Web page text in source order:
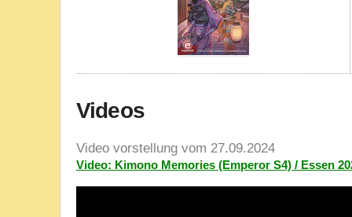
Videos
Video vorstellung vom 27.09.2024
Video: Kimono Memories (Emperor S4) / Essen